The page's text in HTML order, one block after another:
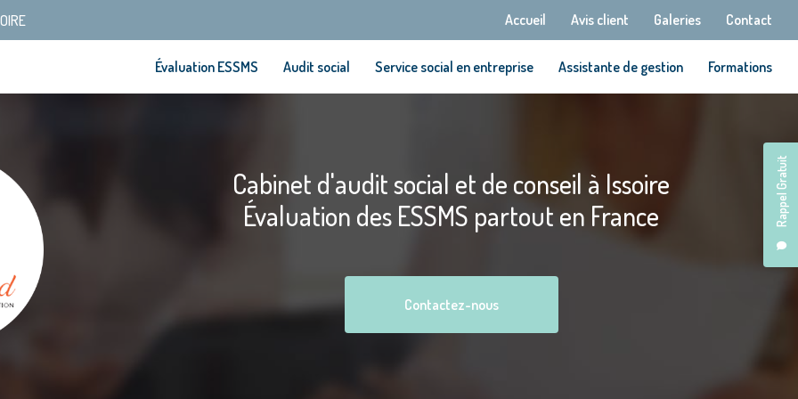
Navigation secondaire
Accueil Avis client Galeries Contact
Rappel Gratuit
Évaluation ESSMS
Audit social Service social en entreprise Assistante de gestion Formations
Cabinet d'audit social et de conseil à Issoire
Évaluation des ESSMS partout en France
Contactez-nous